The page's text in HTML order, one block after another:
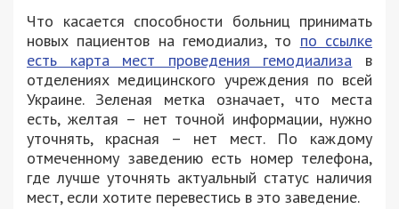
Что касается способности больниц принимать
новых пациентов на гемодиализ, то по ссылке
есть карта мест проведения гемодиализа в
отделениях медицинского учреждения по всей
Украине. Зеленая метка означает, что места
есть, желтая – нет точной информации, нужно
уточнять, красная – нет мест. По каждому
отмеченному заведению есть номер телефона,
где лучше уточнять актуальный статус наличия
мест, если хотите перевестись в это заведение.